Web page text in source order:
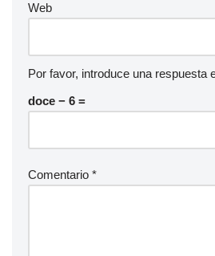
Web
Por favor, introduce una respuesta
doce − 6 =
Comentario *